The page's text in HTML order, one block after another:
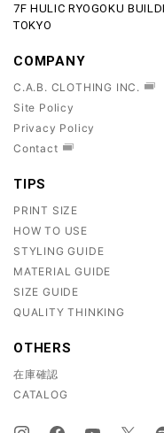
7F HULIC RYOGOKU
TOKYO
COMPANY
C.A.B. CLOTHING INC.
Site Policy
Privacy Policy
Contact
TIPS
PRINT SIZE
HOW TO USE
STYLING GUIDE
MATERIAL GUIDE
SIZE GUIDE
QUALITY THINKING
OTHERS
在庫確認
CATALOG